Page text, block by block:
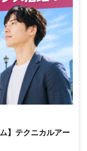
】テクニカルアー